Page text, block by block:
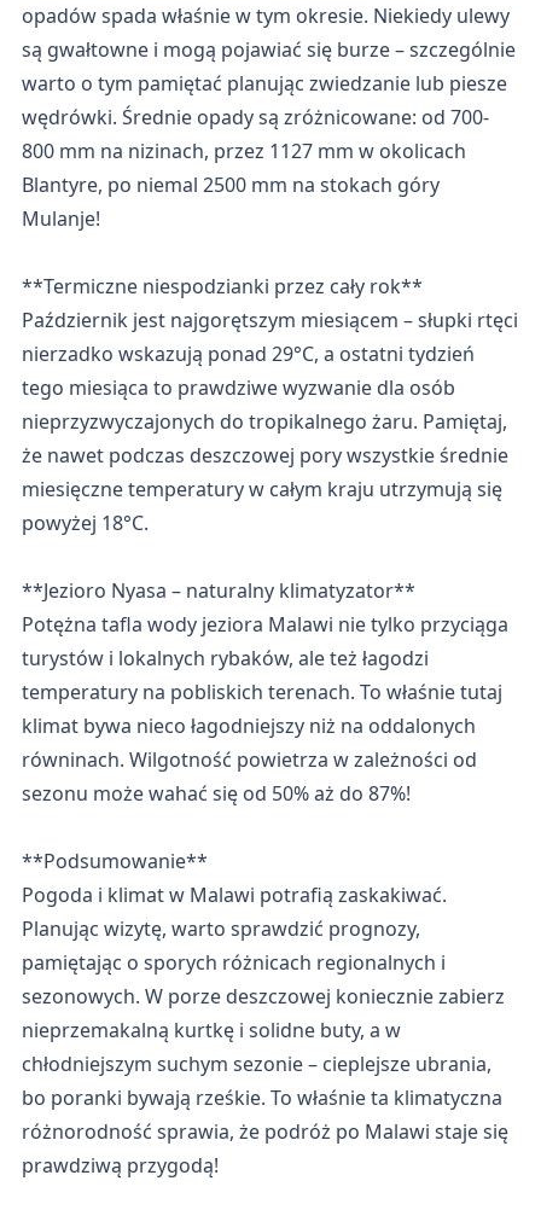
opadów spada właśnie w tym okresie. Niekiedy ulewy
są gwałtowne i mogą pojawiać się burze – szczególnie
warto o tym pamiętać planując zwiedzanie lub piesze
wędrówki. Średnie opady są zróżnicowane: od 700-
800 mm na nizinach, przez 1127 mm w okolicach
Blantyre, po niemal 2500 mm na stokach góry
Mulanje!
**Termiczne niespodzianki przez cały rok**
Październik jest najgorętszym miesiącem – słupki rtęci
nierzadko wskazują ponad 29°C, a ostatni tydzień
tego miesiąca to prawdziwe wyzwanie dla osób
nieprzyzwyczajonych do tropikalnego żaru. Pamiętaj,
że nawet podczas deszczowej pory wszystkie średnie
miesięczne temperatury w całym kraju utrzymują się
powyżej 18°C.
**Jezioro Nyasa – naturalny klimatyzator**
Potężna tafla wody jeziora Malawi nie tylko przyciąga
turystów i lokalnych rybaków, ale też łagodzi
temperatury na pobliskich terenach. To właśnie tutaj
klimat bywa nieco łagodniejszy niż na oddalonych
równinach. Wilgotność powietrza w zależności od
sezonu może wahać się od 50% aż do 87%!
**Podsumowanie**
Pogoda i klimat w Malawi potrafią zaskakiwać.
Planując wizytę, warto sprawdzić prognozy,
pamiętając o sporych różnicach regionalnych i
sezonowych. W porze deszczowej koniecznie zabierz
nieprzemakalną kurtkę i solidne buty, a w
chłodniejszym suchym sezonie – cieplejsze ubrania,
bo poranki bywają rześkie. To właśnie ta klimatyczna
różnorodność sprawia, że podróż po Malawi staje się
prawdziwą przygodą!